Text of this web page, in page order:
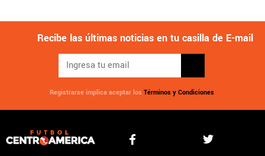
Recibe las últimas noticias en tu casilla de E-mail
Registrarse implica aceptar los Términos y Condiciones